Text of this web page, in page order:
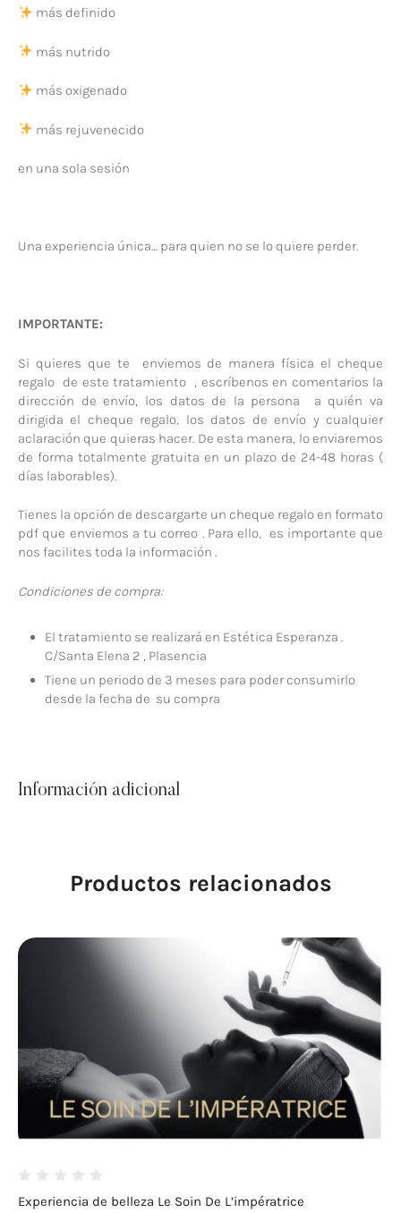
más definido
más nutrido
más oxigenado
más rejuvenecido
en una sola sesión
Una experiencia única… para quien no se lo quiere perder.
IMPORTANTE:
Si quieres que te enviemos de manera física el cheque
regalo de este tratamiento , escríbenos en comentarios la
dirección de envío, los datos de la persona a quién va
dirigida el cheque regalo, los datos de envío y cualquier
aclaración que quieras hacer. De esta manera, lo enviaremos
de forma totalmente gratuita en un plazo de 24-48 horas (
días laborables).
Tienes la opción de descargarte un cheque regalo en formato
pdf que enviemos a tu correo . Para ello, es importante que
nos facilites toda la información .
Condiciones de compra:
El tratamiento se realizará en Estética Esperanza .
C/Santa Elena 2 , Plasencia
Tiene un periodo de 3 meses para poder consumirlo
desde la fecha de su compra
Información adicional
Productos relacionados
Experiencia de belleza Le Soin De L’impératrice